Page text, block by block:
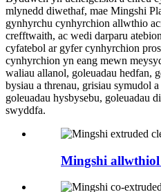
mlynedd diwethaf, mae Mingshi
gynhyrchu cynhyrchion allwthio
crefftwaith, ac wedi darparu
cyfatebol ar gyfer cynhyrchion
cynhyrchion yn eang mewn
waliau allanol, goleuadau hedfan,
bysiau a threnau, grisiau symudol
goleuadau hysbysebu, goleuadau
swyddfa.
Mingshi